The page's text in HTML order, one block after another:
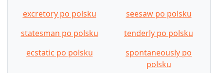
excretory po polsku
seesaw po polsku
statesman po polsku
tenderly po polsku
ecstatic po polsku
spontaneously po
polsku